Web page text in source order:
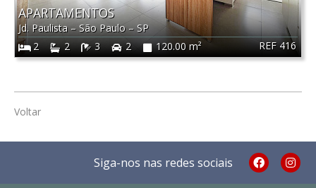
REF 416
APARTAMENTOS
Jd. Paulista–São Paulo–SP
2
2 3 2 120.00 m²
Voltar
Siga-nos nas redes sociais